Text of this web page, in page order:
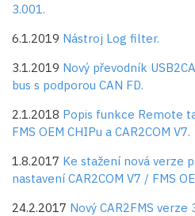
3.001.
6.1.2019 Nástroj Log filter.
3.1.2019 Nový převodník
bus s podporou CAN FD.
2.1.2018 Popis funkce Remote
FMS OEM CHIPu a CAR2COM V7.
1.8.2017 Ke stažení nová verze
nastavení CAR2COM V7 / FMS
24.2.2017 Nový CAR2FMS verze